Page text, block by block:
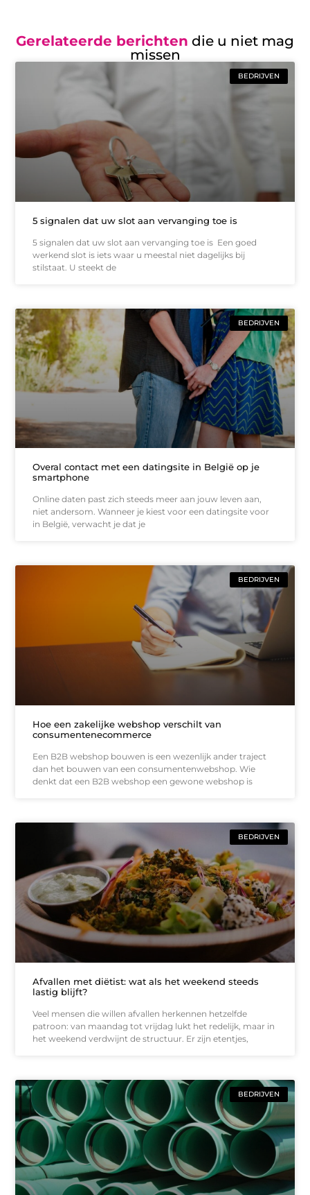
Gerelateerde berichten die u niet mag
missen
BEDRIJVEN
5 signalen dat uw slot aan vervanging toe is
5 signalen dat uw slot aan vervanging toe is Een goed
werkend slot is iets waar u meestal niet dagelijks bij
stilstaat. U steekt de
BEDRIJVEN
Overal contact met een datingsite in België op je
smartphone
Online daten past zich steeds meer aan jouw leven aan,
niet andersom. Wanneer je kiest voor een datingsite voor
in België, verwacht je dat je
BEDRIJVEN
Hoe een zakelijke webshop verschilt van
consumentenecommerce
Een B2B webshop bouwen is een wezenlijk ander traject
dan het bouwen van een consumentenwebshop. Wie
denkt dat een B2B webshop een gewone webshop is
BEDRIJVEN
Afvallen met diëtist: wat als het weekend steeds
lastig blijft?
Veel mensen die willen afvallen herkennen hetzelfde
patroon: van maandag tot vrijdag lukt het redelijk, maar in
het weekend verdwijnt de structuur. Er zijn etentjes,
BEDRIJVEN